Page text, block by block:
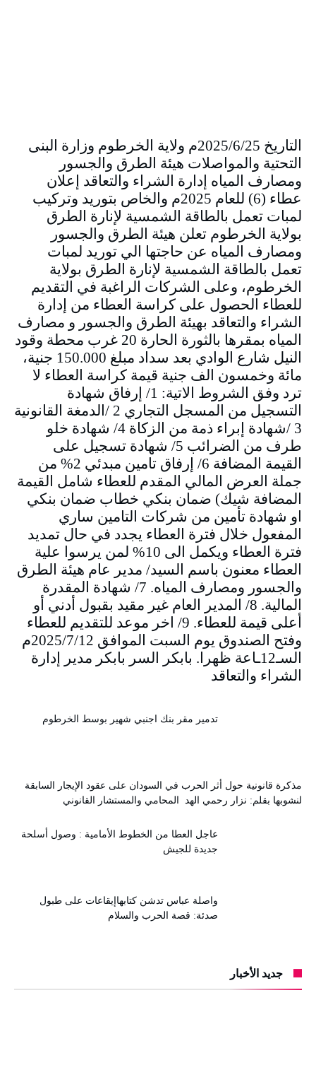
التاريخ 2025/6/25م ولاية الخرطوم وزارة البنى
التحتية والمواصلات هيئة الطرق والجسور
ومصارف المياه إدارة الشراء والتعاقد إعلان
عطاء (6) للعام 2025م والخاص بتوريد وتركيب
لمبات تعمل بالطاقة الشمسية لإنارة الطرق
بولاية الخرطوم تعلن هيئة الطرق والجسور
ومصارف المياه عن حاجتها الي توريد لمبات
تعمل بالطاقة الشمسية لإنارة الطرق بولاية
الخرطوم، وعلى الشركات الراغبة في التقديم
للعطاء الحصول على كراسة العطاء من إدارة
الشراء والتعاقد بهيئة الطرق والجسور و مصارف
المياه بمقرها بالثورة الحارة 20 غرب محطة وقود
النيل شارع الوادي بعد سداد مبلغ 150.000 جنية،
مائة وخمسون الف جنية قيمة كراسة العطاء لا
ترد وفق الشروط الاتية: 1/ إرفاق شهادة
التسجيل من المسجل التجاري 2 /الدمغة القانونية
3 /شهادة إبراء ذمة من الزكاة 4/ شهادة خلو
طرف من الضرائب 5/ شهادة تسجيل على
القيمة المضافة 6/ إرفاق تامين مبدئي 2% من
جملة العرض المالي المقدم للعطاء شامل القيمة
المضافة شيك) ضمان بنكي خطاب ضمان بنكي
او شهادة تأمين من شركات التامين ساري
المفعول خلال فترة العطاء يجدد في حال تمديد
فترة العطاء ويكمل الى 10% لمن يرسوا علية
العطاء معنون باسم السيد/ مدير عام هيئة الطرق
والجسور ومصارف المياه. 7/ شهادة المقدرة
المالية. 8/ المدير العام غير مقيد بقبول أدني أو
أعلى قيمة للعطاء. 9/ اخر موعد للتقديم للعطاء
وفتح الصندوق يوم السبت الموافق 2025/7/12م
السـ12ـاعة ظهرا. بابكر السر بابكر مدير إدارة
الشراء والتعاقد
تدمير مقر بنك اجنبي شهير بوسط الخرطوم
مذكرة قانونية حول أثر الحرب في السودان على عقود الإيجار السابقة
لنشوبها بقلم: نزار رحمي الهد المحامي والمستشار القانوني
عاجل العطا من الخطوط الأمامية : وصول أسلحة
جديدة للجيش
واصلة عباس تدشن كتابهاإيقاعات على طبول
صدئة: قصة الحرب والسلام
جديد الأخبار